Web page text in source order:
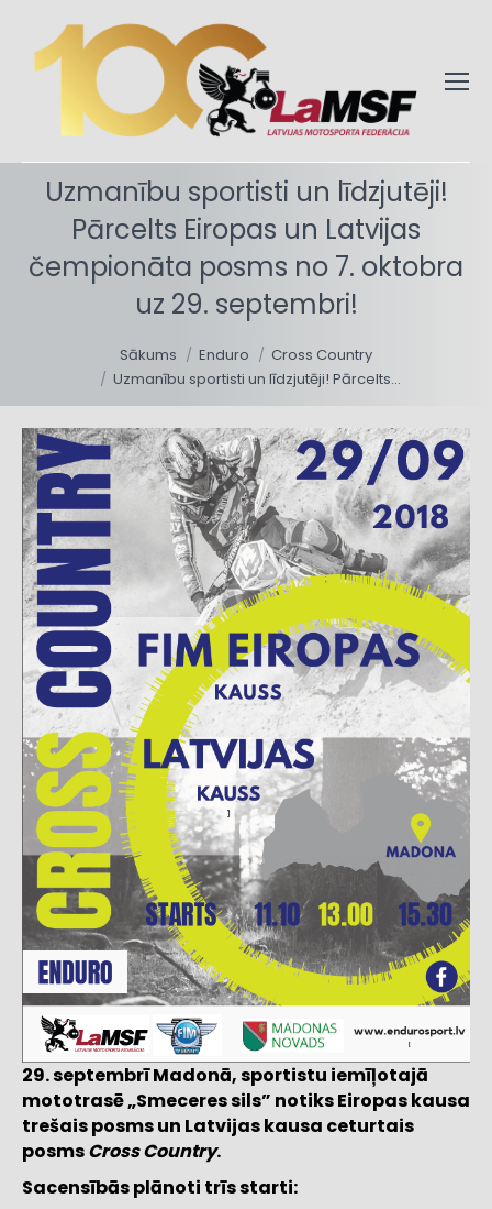
Uzmanību sportisti un līdzjutēji!
Pārcelts Eiropas un Latvijas
čempionāta posms no 7. oktobra
uz 29. septembri!
Sākums Enduro
Cross Country
Uzmanību sportisti un līdzjutēji! Pārcelts…
29. septembrī Madonā, sportistu iemīļotajā
mototrasē „Smeceres sils” notiks Eiropas kausa
trešais posms un Latvijas kausa ceturtais
posmsCross Country.
Sacensībās plānoti trīs starti: